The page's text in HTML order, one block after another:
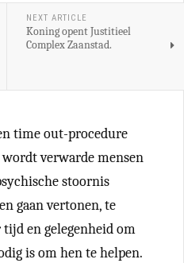
NEXT ARTICLE
Koning opent Justitieel
Complex Zaanstad.
time out-procedure
verwarde mensen
stoornis
gaan vertonen, te
en gelegenheid om
is om hen te helpen.